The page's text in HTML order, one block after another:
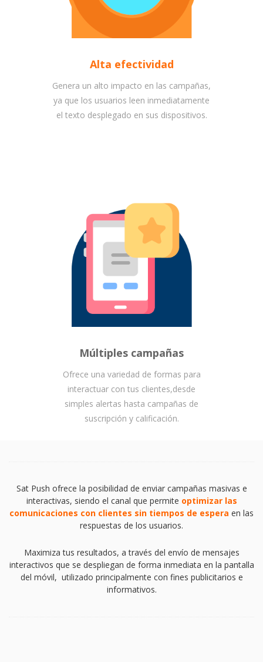
Alta efectividad
Genera un alto impacto en las campañas,
ya que los usuarios leen inmediatamente
el texto desplegado en sus dispositivos.
Múltiples campañas
Ofrece una variedad de formas para
interactuar con tus clientes,desde
simples alertas hasta campañas de
suscripción y calificación.
Sat Push ofrece la posibilidad de enviar campañas masivas e
interactivas, siendo el canal que permite optimizar las
comunicaciones con clientes sin tiempos de espera en las
respuestas de los usuarios.
Maximiza tus resultados, a través del envío de mensajes
interactivos que se despliegan de forma inmediata en la pantalla
del móvil, utilizado principalmente con fines publicitarios e
informativos.